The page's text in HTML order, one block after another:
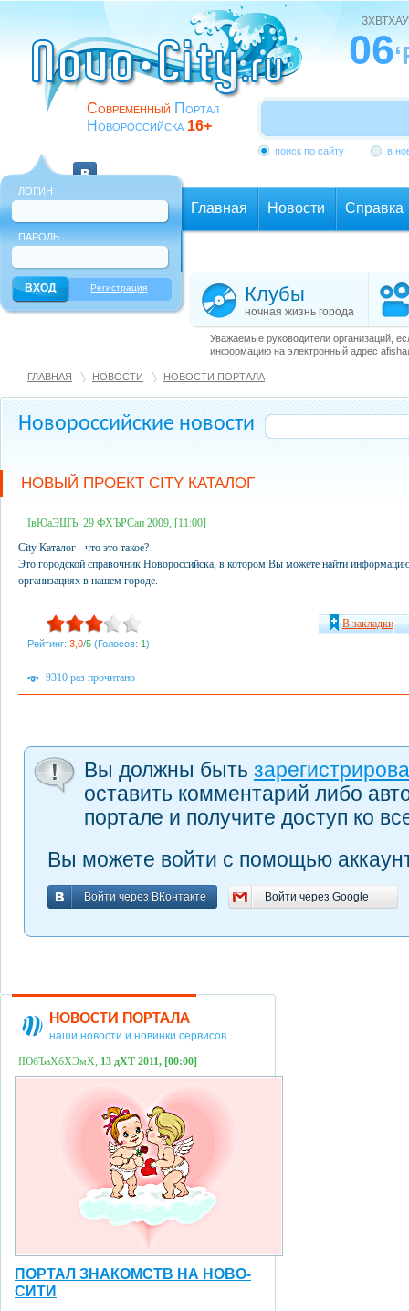
Современный Портал
Новороссийска 16+
ЗХВТХАУ
06
поиск по сайту в
ЛОГИН
ПАРОЛЬ
Регистрация
Главная Новости Справка
Клубы
ночная жизнь города
Уважаемые руководители организаций,
информацию на электронный адрес
ГЛАВНАЯ НОВОСТИ НОВОСТИ ПОРТАЛА
Новороссийские новости
НОВЫЙ ПРОЕКТ CITY КАТАЛОГ
ІвЮаЭШЪ, 29 ФХЪРСап 2009, [11:00]
City Каталог - что это такое?
Это городской справочник Новороссийска, в котором Вы можете найти
организациях в нашем городе.
Рейтинг: 3,0/5 (Голосов: 1)
В закладки
9310 раз прочитано
Вы должны быть
оставить комментарий либо
портале и получите доступ ко
Вы можете войти с помощью
Войти через ВКонтакте
Войти через ВКонтакте Войти через Google
Войти через Google
НОВОСТИ ПОРТАЛА
наши новости и новинки сервисов
ІЮбЪаХбХЭмХ, 13 дХТ 2011, [00:00]
ПОРТАЛ ЗНАКОМСТВ НА НОВО-
СИТИ